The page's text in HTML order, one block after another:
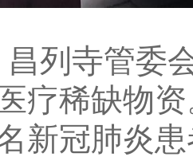
昌列寺管委
疗稀缺物
新冠肺炎